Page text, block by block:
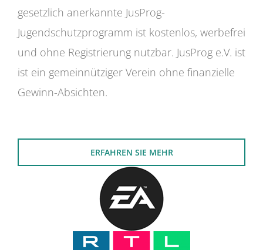
gesetzlich anerkannte JusProg-
Jugendschutzprogramm ist kostenlos, werbefrei
und ohne Registrierung nutzbar. JusProg e.V. ist
ist ein gemeinnütziger Verein ohne finanzielle
Gewinn-Absichten.
ERFAHREN SIE MEHR